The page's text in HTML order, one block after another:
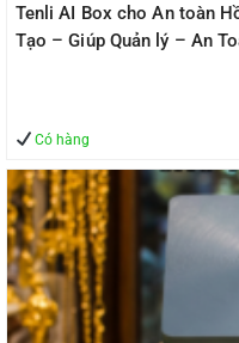
Tenli AI Box cho An toàn
Tạo – Giúp Quản lý – An
Có hàng